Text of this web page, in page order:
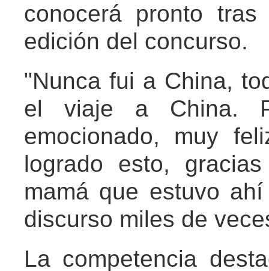
conocerá pronto
edición del concurso.
"Nunca fui a China,
el viaje a China.
emocionado, muy
logrado esto,
mamá que estuvo
discurso miles de
La competencia